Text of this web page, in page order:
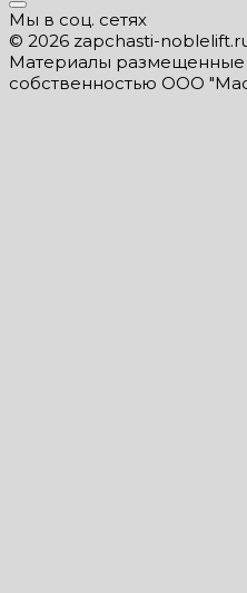
Мы в соц. сетях
© 2026 zapchasti-
Материалы размещенные
собственностью ООО